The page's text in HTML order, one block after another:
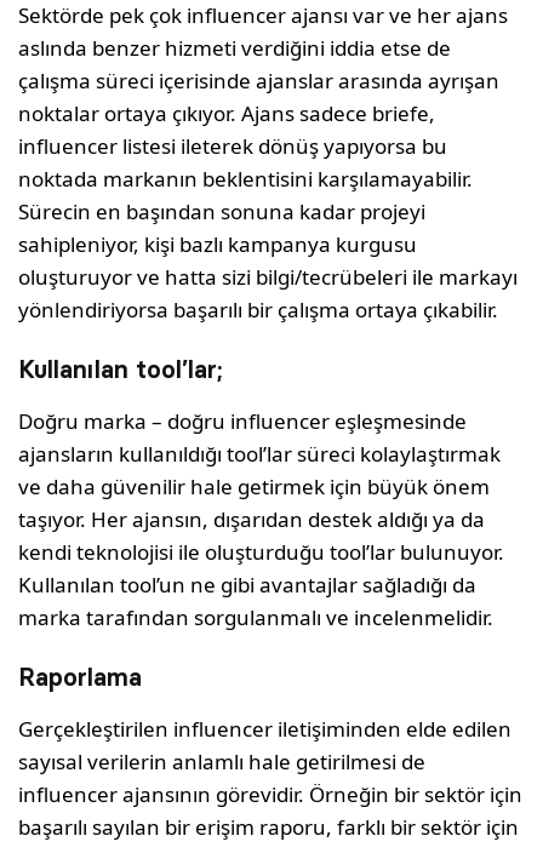
Sektörde pek çok influencer ajansı var ve her ajans
aslında benzer hizmeti verdiğini iddia etse de
çalışma süreci içerisinde ajanslar arasında ayrışan
noktalar ortaya çıkıyor. Ajans sadece briefe,
influencer listesi ileterek dönüş yapıyorsa bu
noktada markanın beklentisini karşılamayabilir.
Sürecin en başından sonuna kadar projeyi
sahipleniyor, kişi bazlı kampanya kurgusu
oluşturuyor ve hatta sizi bilgi/tecrübeleri ile markayı
yönlendiriyorsa başarılı bir çalışma ortaya çıkabilir.
Kullanılan tool’lar;
Doğru marka – doğru influencer eşleşmesinde
ajansların kullanıldığı tool’lar süreci kolaylaştırmak
ve daha güvenilir hale getirmek için büyük önem
taşıyor. Her ajansın, dışarıdan destek aldığı ya da
kendi teknolojisi ile oluşturduğu tool’lar bulunuyor.
Kullanılan tool’un ne gibi avantajlar sağladığı da
marka tarafından sorgulanmalı ve incelenmelidir.
Raporlama
Gerçekleştirilen influencer iletişiminden elde edilen
sayısal verilerin anlamlı hale getirilmesi de
influencer ajansının görevidir. Örneğin bir sektör için
başarılı sayılan bir erişim raporu, farklı bir sektör için